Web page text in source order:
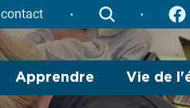
contact
search
Apprendre Vie de